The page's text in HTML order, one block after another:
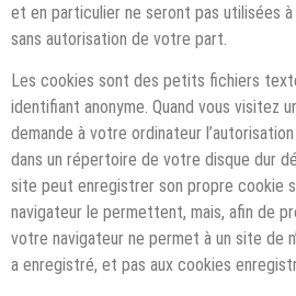
et en particulier ne seront pas utilisées
sans autorisation de votre part.
Les cookies sont des petits fichiers
identifiant anonyme. Quand vous visitez
demande à votre ordinateur
dans un répertoire de votre disque dur
site peut enregistrer son propre cookie
navigateur le permettent, mais, afin de
votre navigateur ne permet à un site de
a enregistré, et pas aux cookies